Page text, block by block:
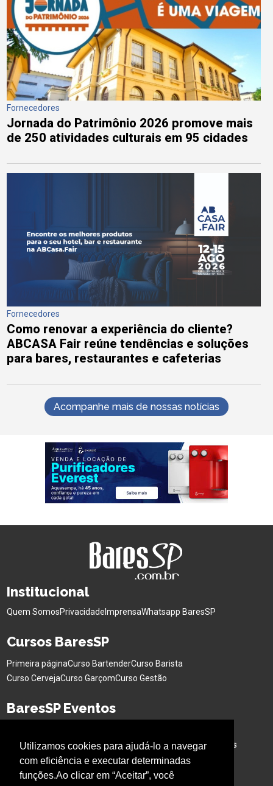
Utilizamos cookies para ajudá-lo a navegar
com eficiência e executar determinadas
funções.Ao clicar em “Aceitar”, você
Fornecedores
Jornada do Patrimônio 2026 promove mais
de 250 atividades culturais em 95 cidades
Fornecedores
Como renovar a experiência do cliente?
ABCASA Fair reúne tendências e soluções
para bares, restaurantes e cafeterias
Acompanhe mais de nossas notícias
Institucional
Quem SomosPrivacidade ImprensaWhatsapp BaresSP
Cursos BaresSP
Primeira páginaCurso BartenderCurso Barista
Curso CervejaCurso GarçomCurso Gestão
BaresSP Eventos
Cervejas EspeciaisWorkshops InterativoBuffet para Eventos
Bar Nas AlturasCaminhão para Eventos